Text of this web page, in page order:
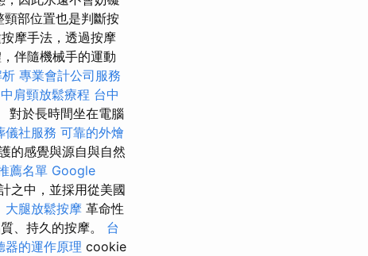
頸部位置也是判斷按
摩手法，透過按摩
伴隨機械手的運動
專業會計公司服務
肩頸放鬆療程 台中
對於長時間坐在電腦
儀社服務 可靠的外燴
的感覺與源自與自然
薦名單 Google
之中，並採用從美國
大腿放鬆按摩 革命性
、持久的按摩。 台
器的運作原理 cookie